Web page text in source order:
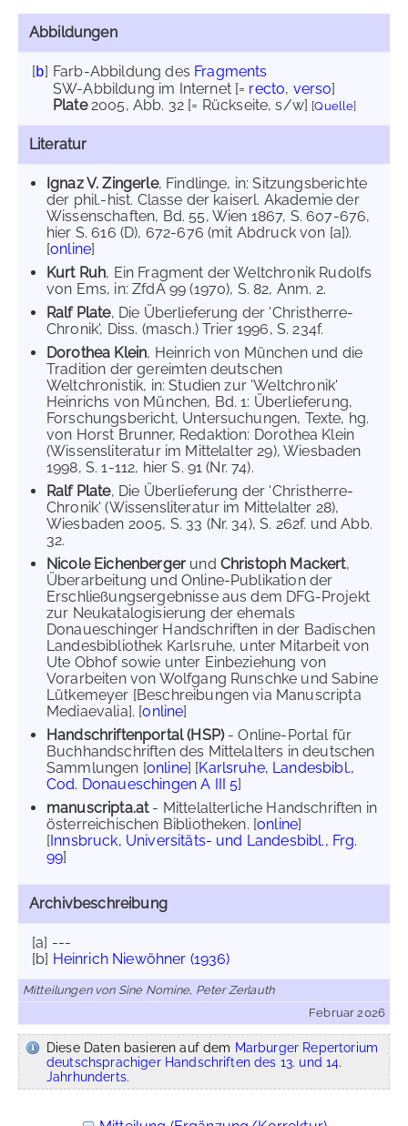
Abbildungen
[b] Farb-Abbildung des Fragments
SW-Abbildung im Internet[= recto, verso]
Plate2005, Abb. 32 [= Rückseite, s/w] [Quelle]
Literatur
Ignaz V. Zingerle, Findlinge, in: Sitzungsberichte
der phil.-hist. Classe der kaiserl. Akademie der
Wissenschaften, Bd. 55, Wien 1867, S. 607-676,
hier S. 616 (D), 672-676 (mit Abdruck von [a]).
[online]
Kurt Ruh, Ein Fragment der Weltchronik Rudolfs
von Ems, in: ZfdA 99 (1970), S. 82, Anm. 2.
Ralf Plate, Die Überlieferung der 'Christherre-
Chronik', Diss. (masch.) Trier 1996, S. 234f.
Dorothea Klein, Heinrich von München und die
Tradition der gereimten deutschen
Weltchronistik, in: Studien zur 'Weltchronik'
Heinrichs von München, Bd. 1: Überlieferung,
Forschungsbericht, Untersuchungen, Texte, hg.
von Horst Brunner, Redaktion: Dorothea Klein
(Wissensliteratur im Mittelalter 29), Wiesbaden
1998, S. 1-112, hier S. 91 (Nr. 74).
Ralf Plate, Die Überlieferung der 'Christherre-
Chronik' (Wissensliteratur im Mittelalter 28),
Wiesbaden 2005, S. 33 (Nr. 34), S. 262f. und Abb.
32.
Nicole Eichenberger und Christoph Mackert,
Überarbeitung und Online-Publikation der
Erschließungsergebnisse aus dem DFG-Projekt
zur Neukatalogisierung der ehemals
Donaueschinger Handschriften in der Badischen
Landesbibliothek Karlsruhe, unter Mitarbeit von
Ute Obhof sowie unter Einbeziehung von
Vorarbeiten von Wolfgang Runschke und Sabine
Lütkemeyer [Beschreibungen via Manuscripta
Mediaevalia]. [online]
Handschriftenportal (HSP)- Online-Portal für
Buchhandschriften des Mittelalters in deutschen
Sammlungen [online] [Karlsruhe, Landesbibl.,
Cod. Donaueschingen A III 5]
manuscripta.at- Mittelalterliche Handschriften in
österreichischen Bibliotheken. [online]
[Innsbruck, Universitäts- und Landesbibl., Frg.
99]
Archivbeschreibung
[a] ---
[b] Heinrich Niewöhner (1936)
Mitteilungen von Sine Nomine, Peter Zerlauth
Februar 2026
Diese Daten basieren auf dem Marburger Repertorium
deutschsprachiger Handschriften des 13. und 14.
Jahrhunderts.